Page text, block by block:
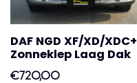
DAF NGD XF/XD/XDC+
Zonneklep Laag Dak
€720,00